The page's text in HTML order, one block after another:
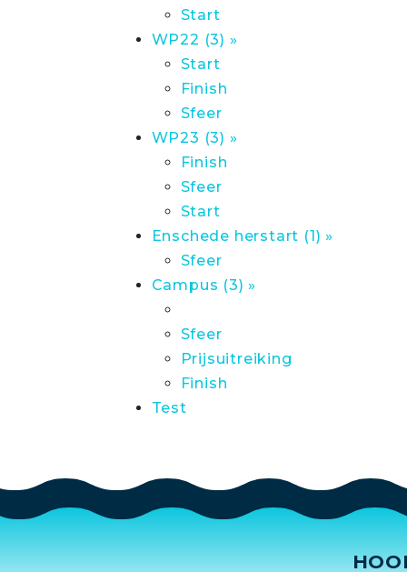
Start
WP22 (3) »
Start
Finish
Sfeer
WP23 (3) »
Finish
Sfeer
Start
Enschede herstart (1) »
Sfeer
Campus (3) »
Sfeer
Prijsuitreiking
Finish
Test